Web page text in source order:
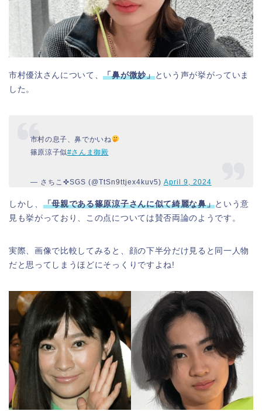
市村優汰さんについて、「鼻が微妙」という声が挙がっていま
した。
市村の息子、鼻でかいね
篠原涼子似#さんま御殿
— さちこ✜SGS (@TtSn9ttjex4kuv5) April 9, 2024
しかし、 「母親である篠原涼子さんに似て綺麗な鼻」という意
見も挙がっており、この点については賛否両論のようです。
実際、画像で比較してみると、顔の下半分だけ見ると同一人物
だと思ってしまうほどにそっくりですよね!